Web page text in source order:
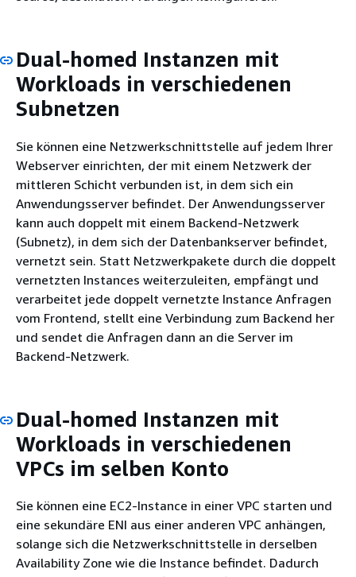
Dual-homed Instanzen mit
Workloads in verschiedenen
Subnetzen
Sie können eine Netzwerkschnittstelle auf jedem Ihrer
Webserver einrichten, der mit einem Netzwerk der
mittleren Schicht verbunden ist, in dem sich ein
Anwendungsserver befindet. Der Anwendungsserver
kann auch doppelt mit einem Backend-Netzwerk
(Subnetz), in dem sich der Datenbankserver befindet,
vernetzt sein. Statt Netzwerkpakete durch die doppelt
vernetzten Instances weiterzuleiten, empfängt und
verarbeitet jede doppelt vernetzte Instance Anfragen
vom Frontend, stellt eine Verbindung zum Backend her
und sendet die Anfragen dann an die Server im
Backend-Netzwerk.
Dual-homed Instanzen mit
Workloads in verschiedenen
VPCs im selben Konto
Sie können eine EC2-Instance in einer VPC starten und
eine sekundäre ENI aus einer anderen VPC anhängen,
solange sich die Netzwerkschnittstelle in derselben
Availability Zone wie die Instance befindet. Dadurch